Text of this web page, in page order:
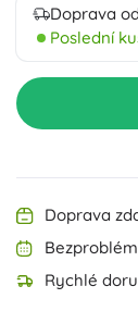
Doprava od
Poslední
Doprava
Rychlé